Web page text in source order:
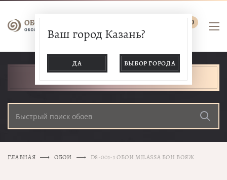
0
Ваш город Казань?
ДА ВЫБОР ГОРОДА
ГЛАВНАЯ ОБОИ D8-001-1 ОБОИ MILASSA БОН ВОЯЖ